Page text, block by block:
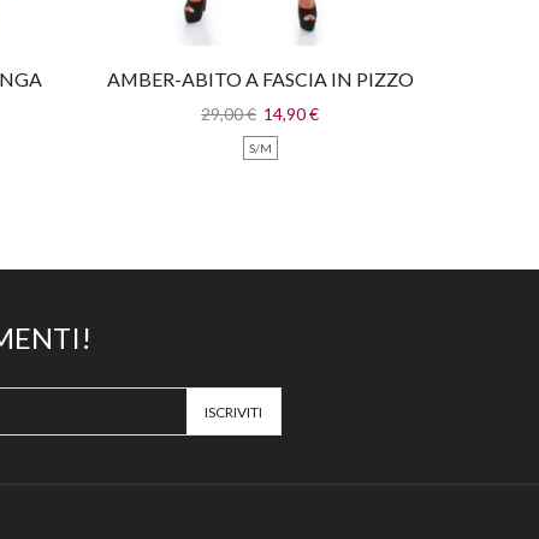
AMBER-ABITO A FASCIA IN PIZZO
CON CODA IN CHIFFON
29,00€ 14,90€
S/M